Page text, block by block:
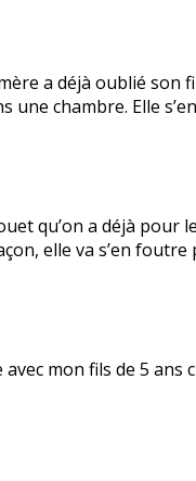
a déjà oublié son
une chambre. Elle
qu’on a déjà pour
elle va s’en foutre
mon fils de 5 ans